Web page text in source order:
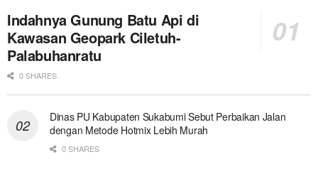
Indahnya Gunung Batu Api di
Kawasan Geopark Ciletuh-
Palabuhanratu
0 SHARES
Dinas PU Kabupaten Sukabumi Sebut Perbaikan Jalan
dengan Metode Hotmix Lebih Murah
0 SHARES